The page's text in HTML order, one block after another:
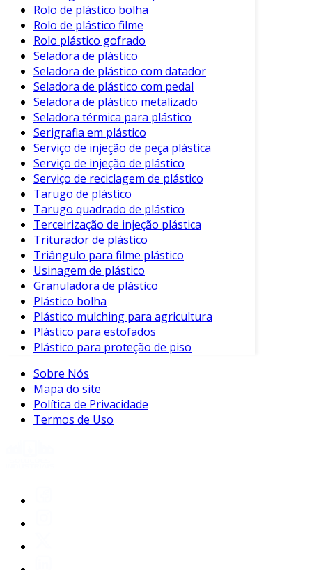
policarbonato. Portanto, em aplicações que
exigem temperaturas extremas, é necessário
considerar essas características.
Além disso, a reciclagem do ABS pode ser um
desafio em comparação com outros plásticos.
Portanto, empresas que utilizam esse material
devem adotar práticas adequadas de descarte e
reciclagem para minimizar o impacto ambiental.
Conclusão
Em suma, o plástico ABS se destaca como um
material essencial na indústria contemporânea.
Sua combinação de resistência, leveza e
facilidade de processamento o torna ideal para
uma variedade de aplicações. À medida que
mais indústrias buscam alternativas versáteis e
duráveis, o ABS continuará a ser uma escolha
popular e confiável.
Com o conhecimento adequado sobre suas
tomar decisões informadas sobre a utilização
desse plástico, maximizando sua eficiência e
economia em projetos industriais.
Rolo de plástico bolha
Rolo de plástico filme
Rolo plástico gofrado
Seladora de plástico
Seladora de plástico com datador
Seladora de plástico com pedal
Seladora de plástico metalizado
Seladora térmica para plástico
Serigrafia em plástico
Serviço de injeção de peça plástica
Serviço de injeção de plástico
Serviço de reciclagem de plástico
Tarugo de plástico
Tarugo quadrado de plástico
Terceirização de injeção plástica
Triturador de plástico
Triângulo para filme plástico
Usinagem de plástico
Granuladora de plástico
Plástico bolha
Plástico mulching para agricultura
Plástico para estofados
Plástico para proteção de piso
Sobre Nós
Mapa do site
Política de Privacidade
Termos de Uso